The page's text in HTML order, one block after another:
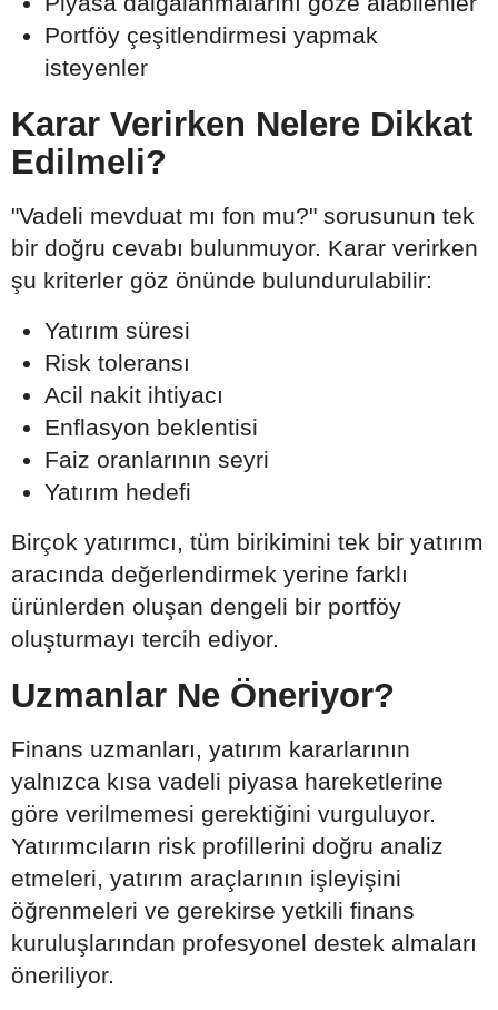
Portföy çeşitlendirmesi yapmak
isteyenler
Karar Verirken Nelere Dikkat
Edilmeli?
"Vadeli mevduat mı fon mu?" sorusunun tek
bir doğru cevabı bulunmuyor. Karar verirken
şu kriterler göz önünde bulundurulabilir:
Yatırım süresi
Risk toleransı
Acil nakit ihtiyacı
Enflasyon beklentisi
Faiz oranlarının seyri
Yatırım hedefi
Birçok yatırımcı, tüm birikimini tek bir yatırım
aracında değerlendirmek yerine farklı
ürünlerden oluşan dengeli bir portföy
oluşturmayı tercih ediyor.
Uzmanlar Ne Öneriyor?
Finans uzmanları, yatırım kararlarının
yalnızca kısa vadeli piyasa hareketlerine
göre verilmemesi gerektiğini vurguluyor.
Yatırımcıların risk profillerini doğru analiz
etmeleri, yatırım araçlarının işleyişini
öğrenmeleri ve gerekirse yetkili finans
kuruluşlarından profesyonel destek almaları
öneriliyor.